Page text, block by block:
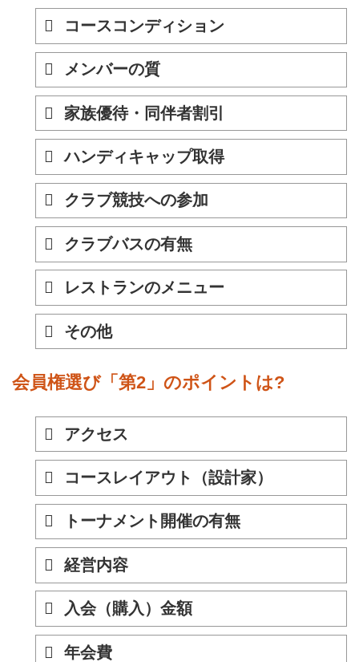
コースコンディション
メンバーの質
家族優待・同伴者割引
ハンディキャップ取得
クラブ競技への参加
クラブバスの有無
レストランのメニュー
その他
会員権選び「第2」のポイントは?
アクセス
コースレイアウト（設計家）
トーナメント開催の有無
経営内容
入会（購入）金額
年会費